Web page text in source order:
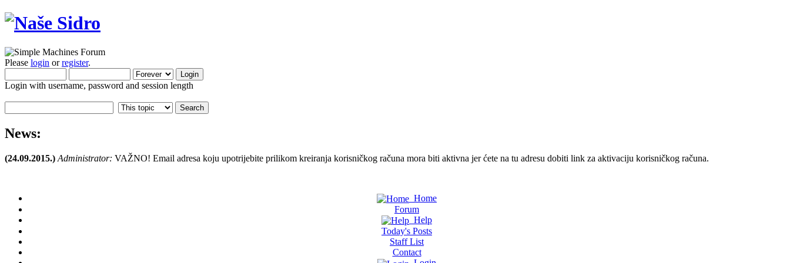
Please login orregister.
Login with username, password and session length
News:
(24.09.2015.) Administrator: VAŽNO! Email adresa koju upotrijebite prilikom kreiranja korisničkog računa mora biti aktivna jer ćete na tu adresu dobiti link za aktivaciju korisničkog računa.
Home
Forum
Help
Today's Posts
Staff List
Contact